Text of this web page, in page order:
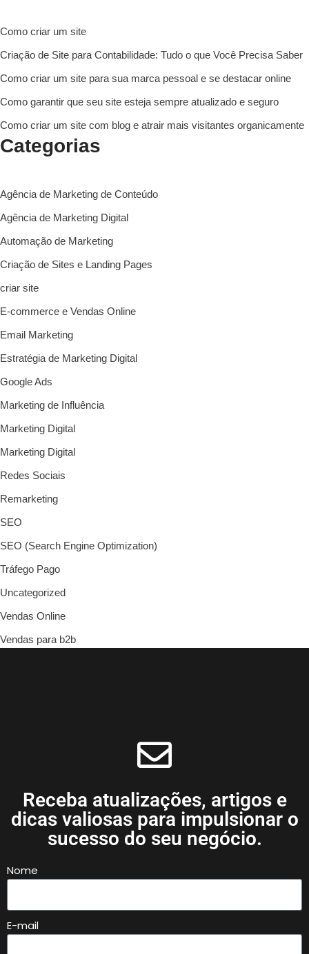
Como criar um site
Criação de Site para Contabilidade: Tudo o que Você Precisa Saber
Como criar um site para sua marca pessoal e se destacar online
Como garantir que seu site esteja sempre atualizado e seguro
Como criar um site com blog e atrair mais visitantes organicamente
Categorias
Agência de Marketing de Conteúdo
Agência de Marketing Digital
Automação de Marketing
Criação de Sites e Landing Pages
criar site
E-commerce e Vendas Online
Email Marketing
Estratégia de Marketing Digital
Google Ads
Marketing de Influência
Marketing Digital
Marketing Digital
Redes Sociais
Remarketing
SEO
SEO (Search Engine Optimization)
Tráfego Pago
Uncategorized
Vendas Online
Vendas para b2b
Receba atualizações, artigos e
dicas valiosas para impulsionar o
sucesso do seu negócio.
Nome
E-mail